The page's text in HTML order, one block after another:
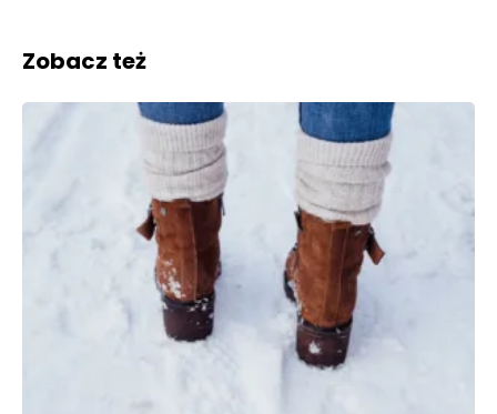
Zobacz też